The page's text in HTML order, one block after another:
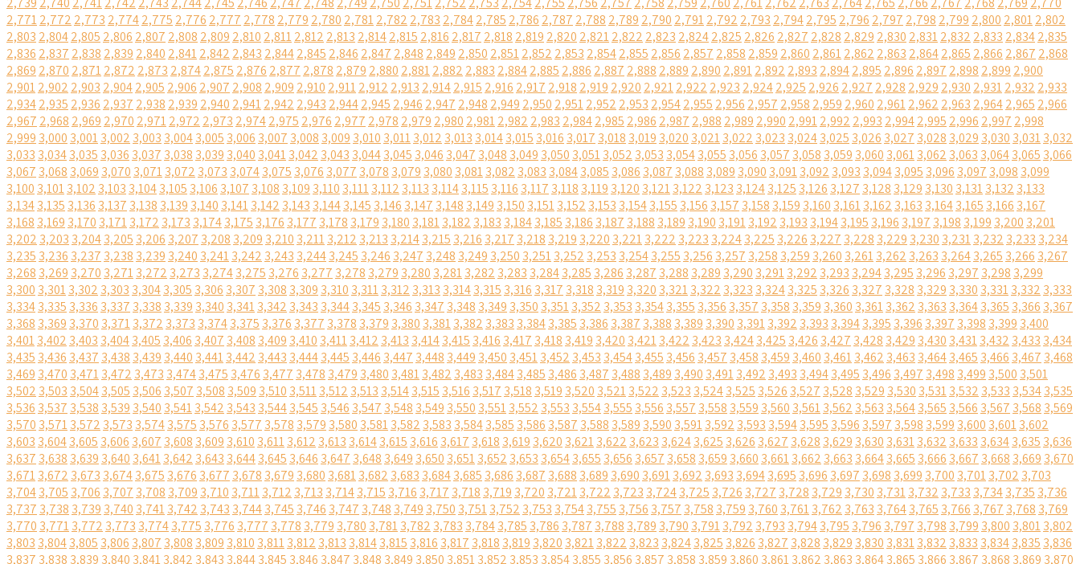
2,7712,772 2,773 2,7742,775 2,776 2,777 2,778 2,779 2,780 2,7812,782 2,783 2,7842,785 2,786 2,787 2,788 2,789 2,790 2,7912,792 2,793 2,7942,795 2,796 2,797 2,798 2,799 2,800 2,8012,802
2,803 2,8042,805 2,806 2,807 2,808 2,809 2,810 2,8112,812 2,813 2,8142,815 2,816 2,817 2,818 2,819 2,820 2,8212,822 2,823 2,8242,825 2,826 2,827 2,828 2,829 2,830 2,8312,832 2,833 2,8342,835
2,836 2,837 2,838 2,839 2,840 2,8412,842 2,843 2,8442,845 2,846 2,847 2,848 2,849 2,850 2,8512,852 2,853 2,8542,855 2,856 2,857 2,858 2,859 2,860 2,8612,862 2,863 2,8642,865 2,866 2,867 2,868
2,869 2,870 2,8712,872 2,873 2,8742,875 2,876 2,877 2,878 2,879 2,880 2,8812,882 2,883 2,8842,885 2,886 2,887 2,888 2,889 2,890 2,8912,892 2,893 2,8942,895 2,896 2,897 2,898 2,899 2,900
2,9012,902 2,903 2,9042,905 2,906 2,907 2,908 2,909 2,910 2,9112,912 2,913 2,9142,915 2,916 2,917 2,918 2,919 2,920 2,9212,922 2,923 2,9242,925 2,926 2,927 2,928 2,929 2,930 2,9312,932 2,933
2,9342,935 2,936 2,937 2,938 2,939 2,940 2,9412,942 2,943 2,9442,945 2,946 2,947 2,948 2,949 2,950 2,9512,952 2,953 2,9542,955 2,956 2,957 2,958 2,959 2,960 2,9612,962 2,963 2,9642,965 2,966
2,967 2,968 2,969 2,970 2,9712,972 2,973 2,9742,975 2,976 2,977 2,978 2,979 2,980 2,9812,982 2,983 2,9842,985 2,986 2,987 2,988 2,989 2,990 2,9912,992 2,993 2,9942,995 2,996 2,997 2,998
2,999 3,000 3,0013,002 3,003 3,0043,005 3,006 3,007 3,008 3,009 3,010 3,0113,012 3,013 3,0143,015 3,016 3,017 3,018 3,019 3,020 3,0213,022 3,023 3,0243,025 3,026 3,027 3,028 3,029 3,030 3,0313,032
3,033 3,0343,035 3,036 3,037 3,038 3,039 3,040 3,0413,042 3,043 3,0443,045 3,046 3,047 3,048 3,049 3,050 3,0513,052 3,053 3,0543,055 3,056 3,057 3,058 3,059 3,060 3,0613,062 3,063 3,0643,065 3,066
3,067 3,068 3,069 3,070 3,0713,072 3,073 3,0743,075 3,076 3,077 3,078 3,079 3,080 3,0813,082 3,083 3,0843,085 3,086 3,087 3,088 3,089 3,090 3,0913,092 3,093 3,0943,095 3,096 3,097 3,098 3,099
3,100 3,1013,102 3,103 3,1043,105 3,106 3,107 3,108 3,109 3,110 3,1113,112 3,113 3,1143,115 3,116 3,117 3,118 3,119 3,120 3,1213,122 3,123 3,1243,125 3,126 3,127 3,128 3,129 3,130 3,1313,132 3,133
3,1343,135 3,136 3,137 3,138 3,139 3,140 3,1413,142 3,143 3,1443,145 3,146 3,147 3,148 3,149 3,150 3,1513,152 3,153 3,1543,155 3,156 3,157 3,158 3,159 3,160 3,1613,162 3,163 3,1643,165 3,166 3,167
3,168 3,169 3,170 3,1713,172 3,173 3,1743,175 3,176 3,177 3,178 3,179 3,180 3,1813,182 3,183 3,1843,185 3,186 3,187 3,188 3,189 3,190 3,1913,192 3,193 3,1943,195 3,196 3,197 3,198 3,199 3,200 3,201
3,202 3,203 3,2043,205 3,206 3,207 3,208 3,209 3,210 3,2113,212 3,213 3,2143,215 3,216 3,217 3,218 3,219 3,220 3,2213,222 3,223 3,2243,225 3,226 3,227 3,228 3,229 3,230 3,2313,232 3,233 3,234
3,235 3,236 3,237 3,238 3,239 3,240 3,2413,242 3,243 3,2443,245 3,246 3,247 3,248 3,249 3,250 3,2513,252 3,253 3,2543,255 3,256 3,257 3,258 3,259 3,260 3,2613,262 3,263 3,2643,265 3,266 3,267
3,268 3,269 3,270 3,2713,272 3,273 3,2743,275 3,276 3,277 3,278 3,279 3,280 3,2813,282 3,283 3,2843,285 3,286 3,287 3,288 3,289 3,290 3,2913,292 3,293 3,2943,295 3,296 3,297 3,298 3,299
3,300 3,3013,302 3,303 3,3043,305 3,306 3,307 3,308 3,309 3,310 3,3113,312 3,313 3,3143,315 3,316 3,317 3,318 3,319 3,320 3,3213,322 3,323 3,3243,325 3,326 3,327 3,328 3,329 3,330 3,3313,332 3,333
3,3343,335 3,336 3,337 3,338 3,339 3,340 3,3413,342 3,343 3,3443,345 3,346 3,347 3,348 3,349 3,350 3,3513,352 3,353 3,3543,355 3,356 3,357 3,358 3,359 3,360 3,3613,362 3,363 3,3643,365 3,366 3,367
3,368 3,369 3,370 3,3713,372 3,373 3,3743,375 3,376 3,377 3,378 3,379 3,380 3,3813,382 3,383 3,3843,385 3,386 3,387 3,388 3,389 3,390 3,3913,392 3,393 3,3943,395 3,396 3,397 3,398 3,399 3,400
3,4013,402 3,403 3,4043,405 3,406 3,407 3,408 3,409 3,410 3,4113,412 3,413 3,4143,415 3,416 3,417 3,418 3,419 3,420 3,4213,422 3,423 3,4243,425 3,426 3,427 3,428 3,429 3,430 3,4313,432 3,433 3,434
3,435 3,436 3,437 3,438 3,439 3,440 3,4413,442 3,443 3,4443,445 3,446 3,447 3,448 3,449 3,450 3,4513,452 3,453 3,4543,455 3,456 3,457 3,458 3,459 3,460 3,4613,462 3,463 3,4643,465 3,466 3,467 3,468
3,469 3,470 3,4713,472 3,473 3,4743,475 3,476 3,477 3,478 3,479 3,480 3,4813,482 3,483 3,4843,485 3,486 3,487 3,488 3,489 3,490 3,4913,492 3,493 3,4943,495 3,496 3,497 3,498 3,499 3,500 3,501
3,502 3,503 3,5043,505 3,506 3,507 3,508 3,509 3,510 3,5113,512 3,513 3,5143,515 3,516 3,517 3,518 3,519 3,520 3,5213,522 3,523 3,5243,525 3,526 3,527 3,528 3,529 3,530 3,5313,532 3,533 3,5343,535
3,536 3,537 3,538 3,539 3,540 3,5413,542 3,543 3,5443,545 3,546 3,547 3,548 3,549 3,550 3,5513,552 3,553 3,5543,555 3,556 3,557 3,558 3,559 3,560 3,5613,562 3,563 3,5643,565 3,566 3,567 3,568 3,569
3,570 3,5713,572 3,573 3,5743,575 3,576 3,577 3,578 3,579 3,580 3,5813,582 3,583 3,5843,585 3,586 3,587 3,588 3,589 3,590 3,5913,592 3,593 3,5943,595 3,596 3,597 3,598 3,599 3,600 3,6013,602
3,603 3,6043,605 3,606 3,607 3,608 3,609 3,610 3,6113,612 3,613 3,6143,615 3,616 3,617 3,618 3,619 3,620 3,6213,622 3,623 3,6243,625 3,626 3,627 3,628 3,629 3,630 3,6313,632 3,633 3,6343,635 3,636
3,637 3,638 3,639 3,640 3,6413,642 3,643 3,6443,645 3,646 3,647 3,648 3,649 3,650 3,6513,652 3,653 3,6543,655 3,656 3,657 3,658 3,659 3,660 3,6613,662 3,663 3,6643,665 3,666 3,667 3,668 3,669 3,670
3,6713,672 3,673 3,6743,675 3,676 3,677 3,678 3,679 3,680 3,6813,682 3,683 3,6843,685 3,686 3,687 3,688 3,689 3,690 3,6913,692 3,693 3,6943,695 3,696 3,697 3,698 3,699 3,700 3,7013,702 3,703
3,7043,705 3,706 3,707 3,708 3,709 3,710 3,7113,712 3,713 3,7143,715 3,716 3,717 3,718 3,719 3,720 3,7213,722 3,723 3,7243,725 3,726 3,727 3,728 3,729 3,730 3,7313,732 3,733 3,7343,735 3,736
3,737 3,738 3,739 3,740 3,7413,742 3,743 3,7443,745 3,746 3,747 3,748 3,749 3,750 3,7513,752 3,753 3,7543,755 3,756 3,757 3,758 3,759 3,760 3,7613,762 3,763 3,7643,765 3,766 3,767 3,768 3,769
3,770 3,7713,772 3,773 3,7743,775 3,776 3,777 3,778 3,779 3,780 3,7813,782 3,783 3,7843,785 3,786 3,787 3,788 3,789 3,790 3,7913,792 3,793 3,7943,795 3,796 3,797 3,798 3,799 3,800 3,8013,802
3,803 3,8043,805 3,806 3,807 3,808 3,809 3,810 3,8113,812 3,813 3,8143,815 3,816 3,817 3,818 3,819 3,820 3,8213,822 3,823 3,8243,825 3,826 3,827 3,828 3,829 3,830 3,8313,832 3,833 3,8343,835 3,836
3,837 3,838 3,839 3,840 3,8413,842 3,843 3,8443,845 3,846 3,847 3,848 3,849 3,850 3,8513,852 3,853 3,8543,855 3,856 3,857 3,858 3,859 3,860 3,8613,862 3,863 3,8643,865 3,866 3,867 3,868 3,869 3,870